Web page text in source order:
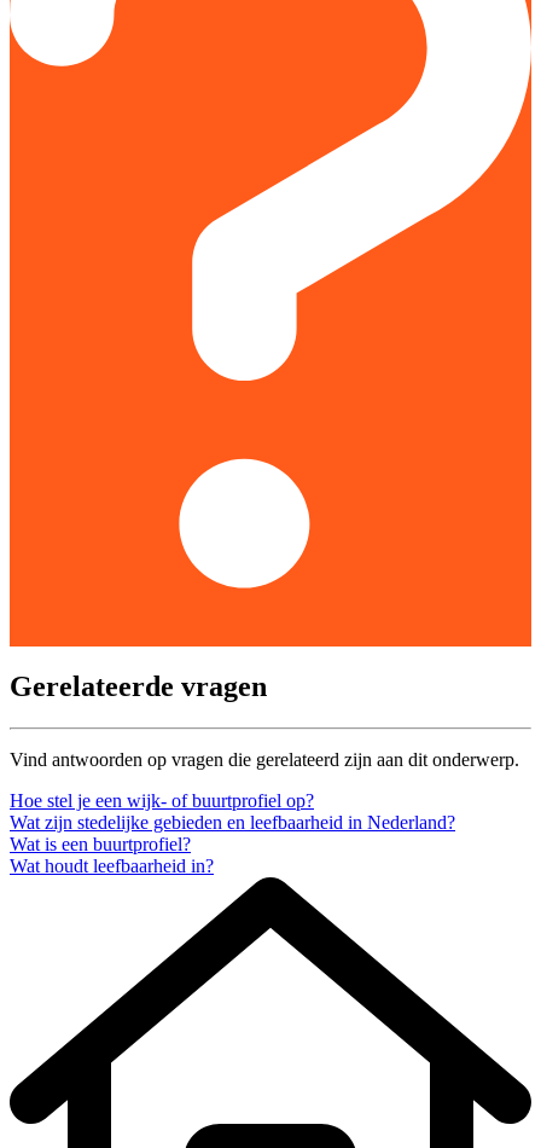
Gerelateerde vragen
Vind antwoorden op vragen die gerelateerd zijn aan dit onderwerp.
Hoe stel je een wijk- of buurtprofiel op?
Wat zijn stedelijke gebieden en leefbaarheid in Nederland?
Wat is een buurtprofiel?
Wat houdt leefbaarheid in?